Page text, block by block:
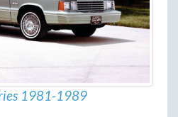
1981-1989